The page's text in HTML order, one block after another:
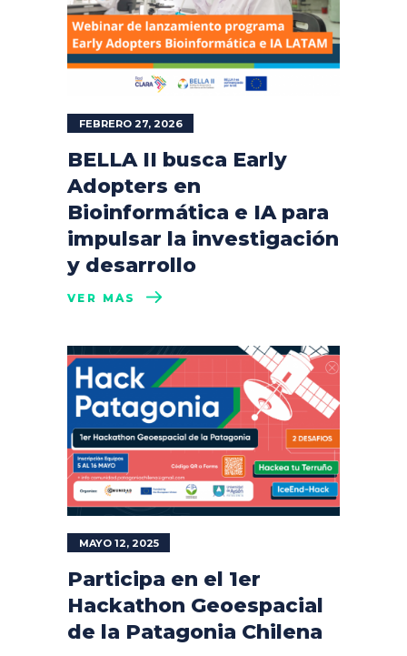
FEBRERO 27, 2026
BELLA II busca Early
Adopters en
Bioinformática e IA para
impulsar la investigación
y desarrollo
VER MÁS
MAYO 12, 2025
Participa en el 1er
Hackathon Geoespacial
de la Patagonia Chilena